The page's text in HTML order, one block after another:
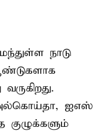
நாடு
ஐஎஸ்